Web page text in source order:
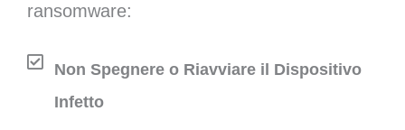
ransomware:
Non Spegnere o Riavviare il Dispositivo
Infetto